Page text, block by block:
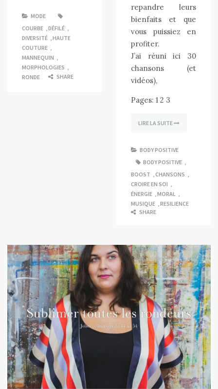
MODE
COURBE
DÉFILÉ
DIVERSITÉ
HAUTE
COUTURE
MANNEQUIN
MORPHOLOGIES
RONDE
SHARE
repandre leurs
bienfaits et que
vous puissiez en
profiter.
J’ai réuni ici 30
chansons (et
vidéos),
Pages: 1 2 3
LIRE LA SUITE
BODY POSITIVE
BODY POSITIVE
BOOST
CHANSONS
CROIRE EN SOI
ÉNERGIE
MORAL
MUSIQUE
RESILIENCE
SHARE